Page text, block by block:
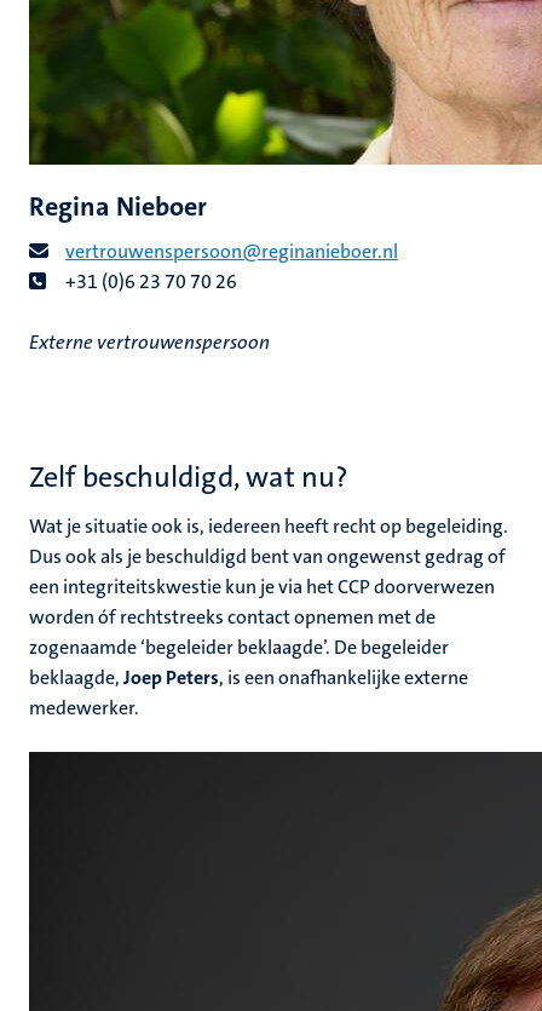
Regina Nieboer
vertrouwenspersoon@reginanieboer.nl
+31 (0)6 23 70 70 26
Externe vertrouwenspersoon
Zelf beschuldigd, wat nu?
Wat je situatie ook is, iedereen heeft recht op begeleiding.
Dus ook als je beschuldigd bent van ongewenst gedrag of
een integriteitskwestie kun je via het CCP doorverwezen
worden óf rechtstreeks contact opnemen met de
zogenaamde ‘begeleider beklaagde’. De begeleider
beklaagde,Joep Peters, is een onafhankelijke externe
medewerker.